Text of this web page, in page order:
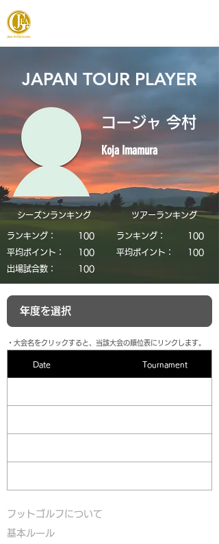
JAPAN TOUR PLAYER
コージャ 今村
Koja Imamura
シーズンランキング
ランキング：
​100
平均ポイント：
​100
​出場試合数：
​100
​ツアーランキング
ランキング：
​100
平均ポイント：
​100
​・大会名をクリックすると、当該大会の順位表にリンクします。
Date Tournament
フットゴルフについて
基本ルール